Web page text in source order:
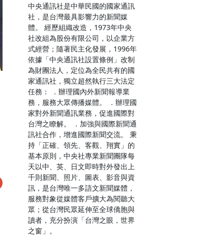
中央通訊社是中華民國的國家通訊
社，是台灣最具影響力的新聞媒
體。 經歷組織改造，1973年中央
社改組為股份有限公司，以企業方
式經營；隨著民主化發展，1996年
依據「中央通訊社設置條例」改制
為財團法人，定位為全民共有的國
家通訊社，獨立超然執行三大法定
任務： ．辦理國內外新聞報導業
務，服務大眾傳播媒體。 ．辦理國
家對外新聞通訊業務，促進國際對
台灣之瞭解。 ．加強與國際新聞通
訊社合作，增進國際新聞交流。 秉
持「正確、領先、客觀、翔實」的
基本原則，中央社專業新聞團隊每
天以中、英、日文即時對外發出上
千則新聞、照片、圖表、影音與資
訊，是台灣唯一多語文新聞媒體，
服務對象從媒體客戶擴大為閱聽大
眾；從台灣民眾延伸至全球僑胞與
讀者，充分扮演「台灣之眼，世界
之窗」。